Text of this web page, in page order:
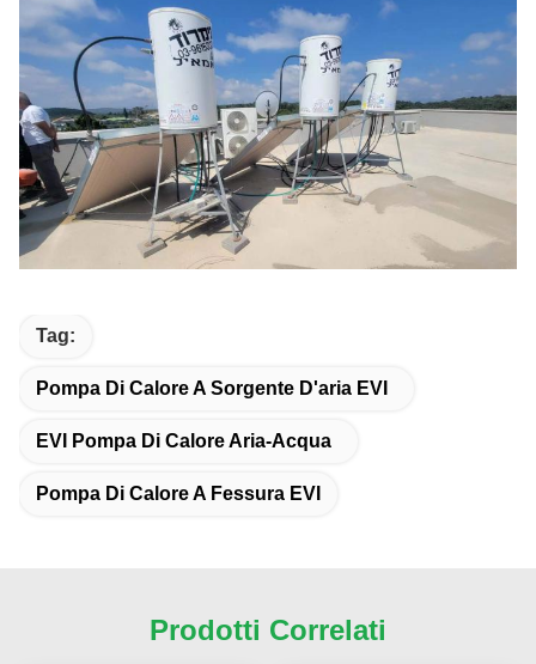
Tag:
Pompa Di Calore A Sorgente D'aria EVI
EVI Pompa Di Calore Aria-Acqua
Pompa Di Calore A Fessura EVI
Prodotti Correlati